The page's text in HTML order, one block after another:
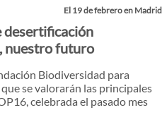
El 19 de febrero en Madrid
desertificación
nuestro futuro
Biodiversidad para
se valorarán las principales
celebrada el pasado mes